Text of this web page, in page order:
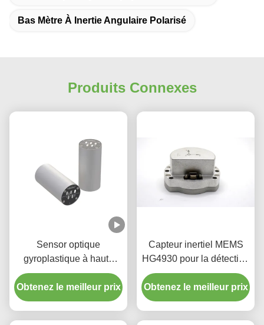
Bas Mètre À Inertie Angulaire Polarisé
Produits Connexes
Sensor optique
gyroplastique à haute
précision à faible niveau
de bruit à coût
raisonnable
Obtenez le meilleur prix
Capteur inertiel MEMS
HG4930 pour la détection
précise de l'orientation et
du mouvement
Obtenez le meilleur prix